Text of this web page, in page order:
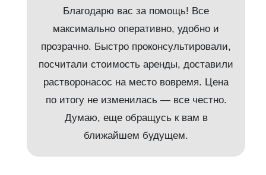
Благодарю вас за помощь! Все
максимально оперативно, удобно и
прозрачно. Быстро проконсультировали,
посчитали стоимость аренды, доставили
растворонасос на место вовремя. Цена
по итогу не изменилась — все честно.
Думаю, еще обращусь к вам в
ближайшем будущем.